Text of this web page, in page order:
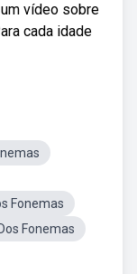
vídeo sobre
cada idade
Fonemas
Fonemas